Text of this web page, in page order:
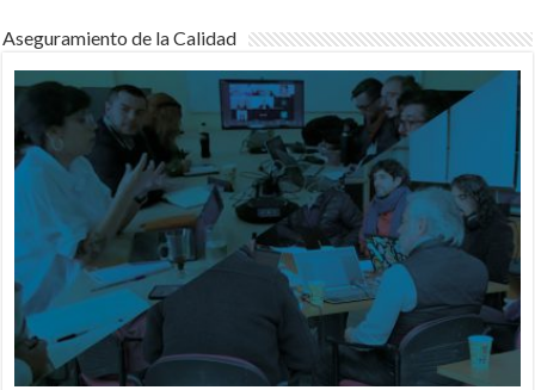
Aseguramiento de la Calidad